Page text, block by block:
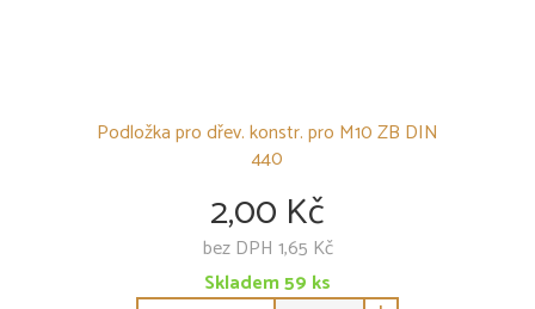
Podložka pro dřev. konstr. pro M10 ZB DIN
440
2,00 Kč
bez DPH 1,65 Kč
Skladem59 ks